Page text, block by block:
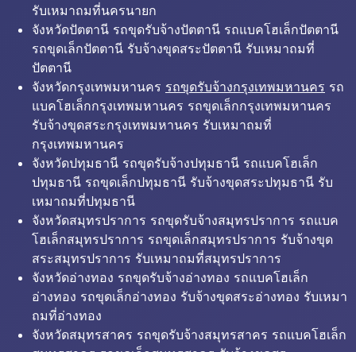
รับเหมาถมที่นครนายก
จังหวัดปัตตานี รถขุดรับจ้างปัตตานี รถแบคโฮเล็กปัตตานี
รถขุดเล็กปัตตานี รับจ้างขุดสระปัตตานี รับเหมาถมที่
ปัตตานี
จังหวัดกรุงเทพมหานคร รถขุดรับจ้างกรุงเทพมหานคร รถ
แบคโฮเล็กกรุงเทพมหานคร รถขุดเล็กกรุงเทพมหานคร
รับจ้างขุดสระกรุงเทพมหานคร รับเหมาถมที่
กรุงเทพมหานคร
จังหวัดปทุมธานี รถขุดรับจ้างปทุมธานี รถแบคโฮเล็ก
ปทุมธานี รถขุดเล็กปทุมธานี รับจ้างขุดสระปทุมธานี รับ
เหมาถมที่ปทุมธานี
จังหวัดสมุทรปราการ รถขุดรับจ้างสมุทรปราการ รถแบค
โฮเล็กสมุทรปราการ รถขุดเล็กสมุทรปราการ รับจ้างขุด
สระสมุทรปราการ รับเหมาถมที่สมุทรปราการ
จังหวัดอ่างทอง รถขุดรับจ้างอ่างทอง รถแบคโฮเล็ก
อ่างทอง รถขุดเล็กอ่างทอง รับจ้างขุดสระอ่างทอง รับเหมา
ถมที่อ่างทอง
จังหวัดสมุทรสาคร รถขุดรับจ้างสมุทรสาคร รถแบคโฮเล็ก